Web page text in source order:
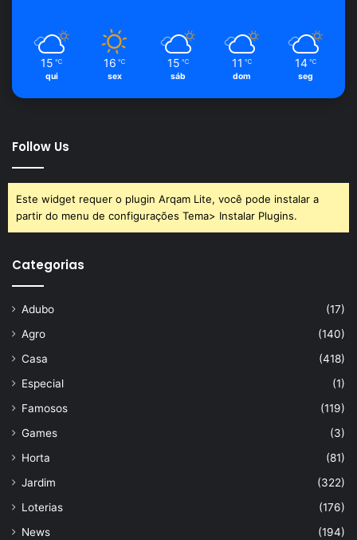
15 ℃
qui
16 ℃
sex
15 ℃
sáb
11 ℃
dom
14 ℃
seg
Follow Us
Este widget requer o plugin Arqam Lite, você pode instalar a
partir do menu de configurações Tema> Instalar Plugins.
Categorias
Adubo
(17)
Agro
(140)
Casa
(418)
Especial
(1)
Famosos
(119)
Games
(3)
Horta
(81)
Jardim
(322)
Loterias
(176)
News
(194)